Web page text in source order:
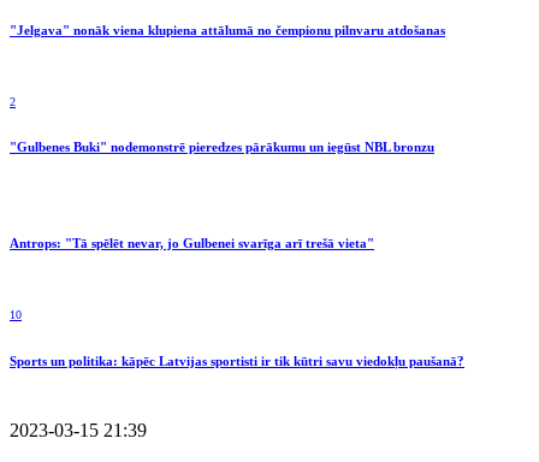
"Jelgava" nonāk viena klupiena attālumā no čempionu pilnvaru atdošanas
2
"Gulbenes Buki" nodemonstrē pieredzes pārākumu un iegūst NBL bronzu
Antrops: "Tā spēlēt nevar, jo Gulbenei svarīga arī trešā vieta"
10
Sports un politika: kāpēc Latvijas sportisti ir tik kūtri savu viedokļu paušanā?
2023-03-15 21:39